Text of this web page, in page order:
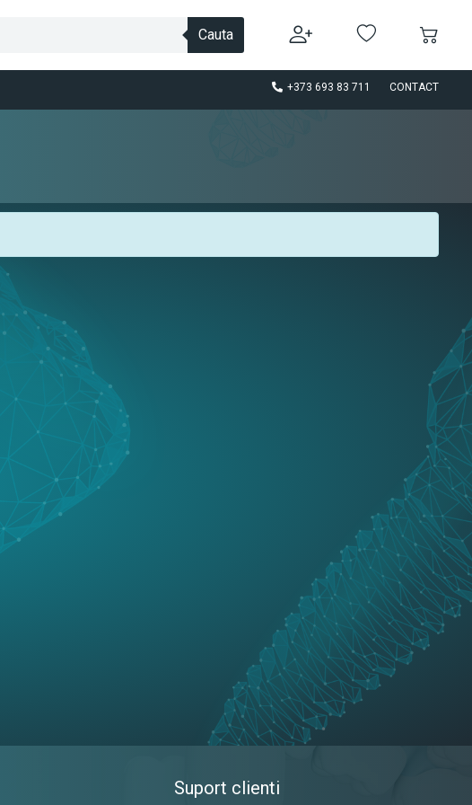
Cauta
+373 693 83 711 CONTACT
Suport clienti